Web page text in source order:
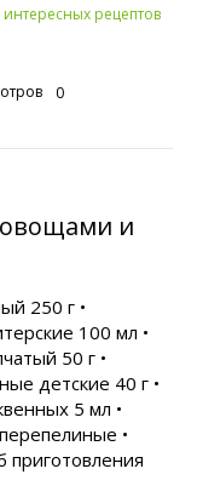
рецептов
0
овощами и
250 г •
100 мл •
50 г •
детские 40 г •
5 мл •
•
приготовления